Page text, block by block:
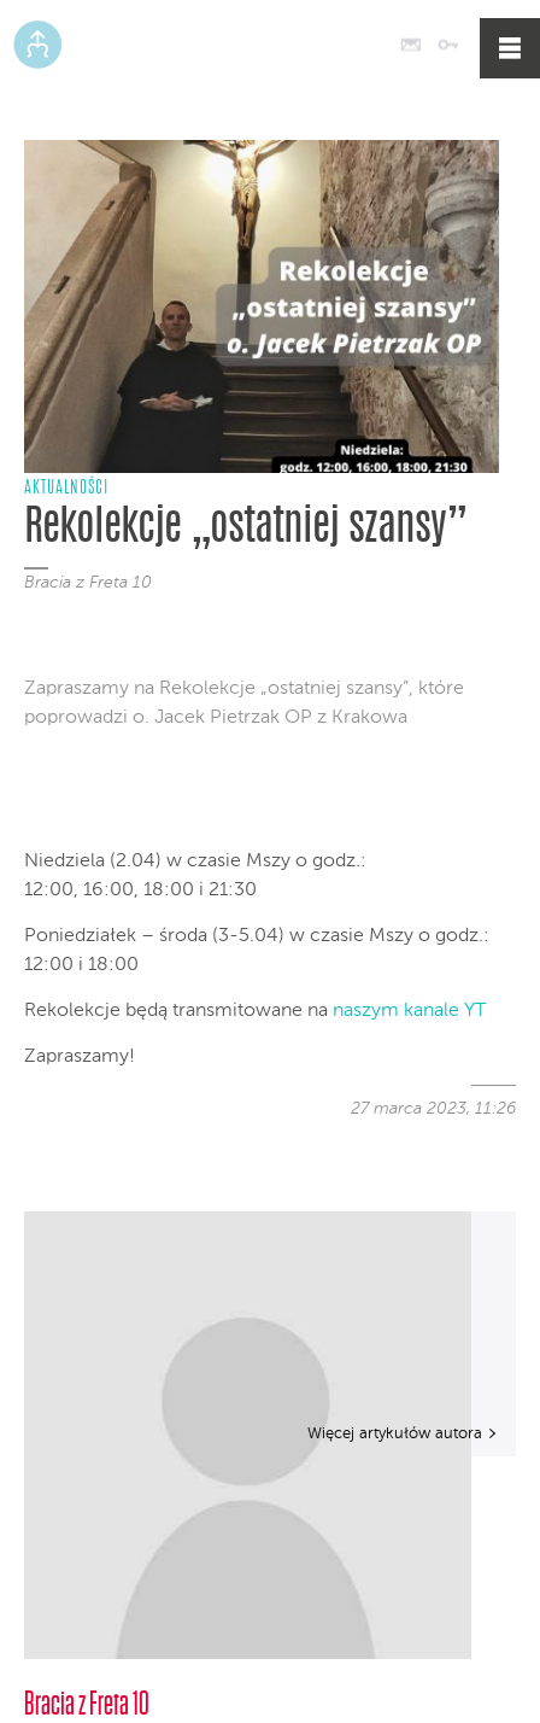
Poczta
AKTUALNOŚCI
Rekolekcje „ostatniej szansy”
Bracia z Freta 10
Zapraszamy na Rekolekcje „ostatniej szansy”, które
poprowadzi o. Jacek Pietrzak OP z Krakowa
Niedziela (2.04) w czasie Mszy o godz.:
12:00, 16:00, 18:00 i 21:30
Poniedziałek – środa (3-5.04) w czasie Mszy o godz.:
12:00 i 18:00
Rekolekcje będą transmitowane na naszym kanale YT
Zapraszamy!
27 marca 2023, 11:26
Bracia z Freta 10
Więcej artykułów autora